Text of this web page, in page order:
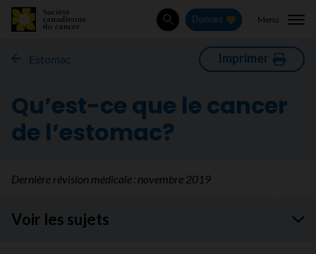
Rechercher
Donnez Menu
Estomac Imprimer
Qu’est-ce que le cancer
de l’estomac?
Dernière révision médicale : novembre 2019
Voir les sujets